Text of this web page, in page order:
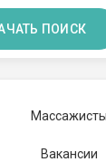
ПОИСК
Массажисты
Вакансии